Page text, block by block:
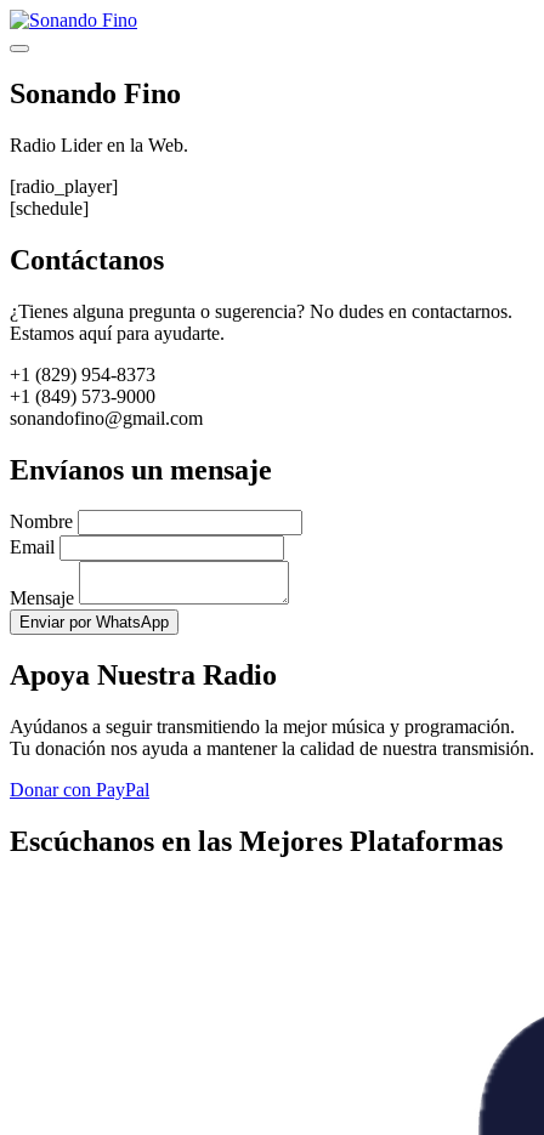
Saltar
al
Menú
Sonando Fino
Radio Lider en la Web.
[radio_player]
[schedule]
Contáctanos
¿Tienes alguna pregunta o sugerencia? No dudes en contactarnos.
Estamos aquí para ayudarte.
+1 (829) 954-8373
+1 (849) 573-9000
sonandofino@gmail.com
Envíanos un mensaje
Nombre
Email
Mensaje
Enviar por WhatsApp
Apoya Nuestra Radio
Ayúdanos a seguir transmitiendo la mejor música y programación.
Tu donación nos ayuda a mantener la calidad de nuestra transmisión.
Donar con PayPal
Escúchanos en las Mejores Plataformas